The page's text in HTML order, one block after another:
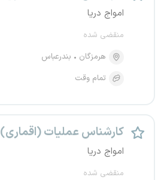
امواج دریا
منقضی شده
هرمزگان
بندرعباس
تمام وقت
کارشناس عملیات (اقماری)
امواج دریا
منقضی شده